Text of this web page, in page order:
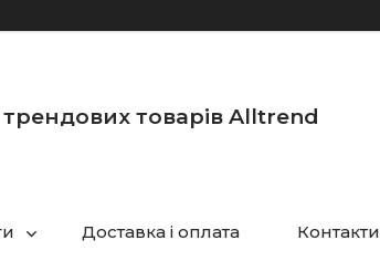
товарів Alltrend
Доставка і оплата Контакти